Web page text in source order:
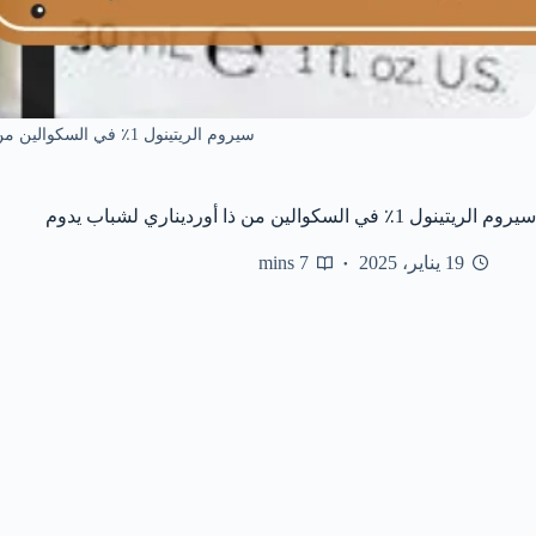
سيروم الريتينول 1٪ في السكوالين من ذا أورديناري لشباب يدوم
سيروم الريتينول 1٪ في السكوالين من ذا أورديناري لشباب يدوم
19 يناير، 2025 7 mins